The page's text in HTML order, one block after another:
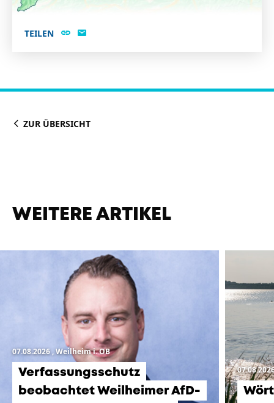
TEILEN
ZUR ÜBERSICHT
WEITERE ARTIKEL
07.08.2026, Weilheim i. OB
Verfassungsschutz
beobachtet Weilheimer AfD-